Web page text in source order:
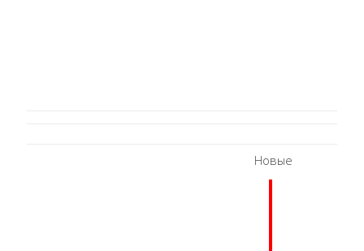
Новые